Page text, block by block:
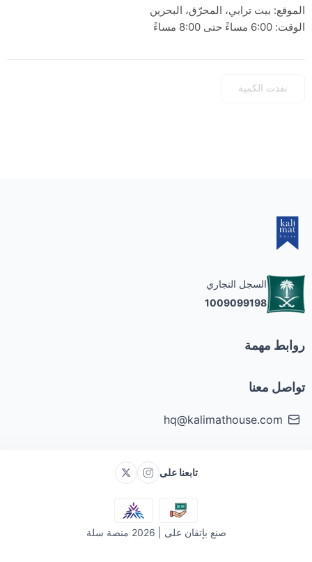
الموقع: بيت ترابي، المحرّق، البحرين
الوقت: 6:00 مساءً حتى 8:00 مساءً
نفدت الكمية
السجل التجاري
1009099198
روابط مهمة
تواصل معنا
hq@kalimathouse.com
صنع بإتقان على | 2026 منصة سلة
تابعنا على